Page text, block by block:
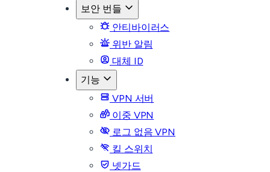
보안 번들
안티바이러스
위반 알림
대체 ID
기능
VPN 서버
이중 VPN
로그 없음 VPN
킬 스위치
넷가드